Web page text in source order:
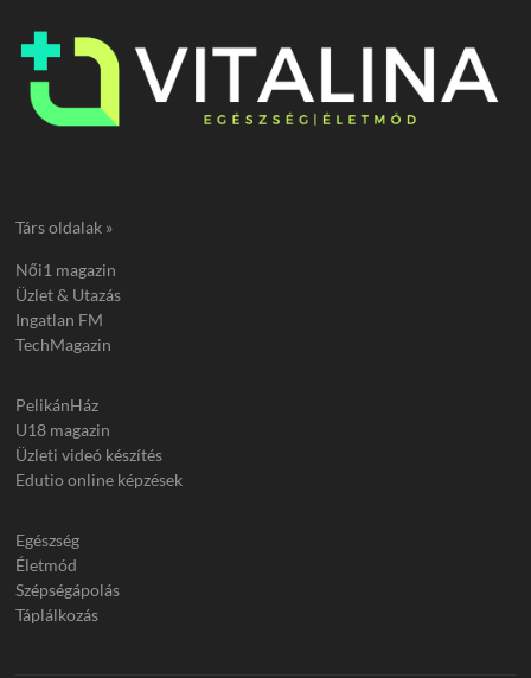
Társ oldalak »
Női1 magazin
Üzlet & Utazás
Ingatlan FM
TechMagazin
PelikánHáz
U18 magazin
Üzleti videó készítés
Edutio online képzések
Egészség
Életmód
Szépségápolás
Táplálkozás